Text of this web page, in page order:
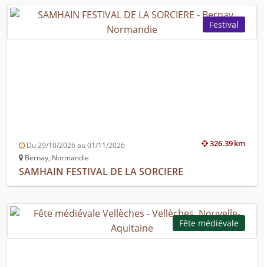
Festival
326.39 km
Du 29/10/2026 au 01/11/2026
Bernay, Normandie
SAMHAIN FESTIVAL DE LA SORCIERE
Fête médiévale